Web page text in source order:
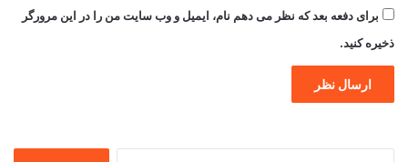
برای دفعه بعد که نظر می دهم نام، ایمیل و وب سایت من را در این مرورگر
ذخیره کنید.